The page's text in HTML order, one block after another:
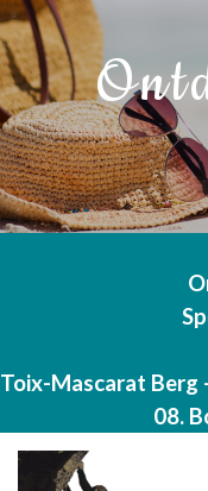
Toix-Mascarat Berg
08.